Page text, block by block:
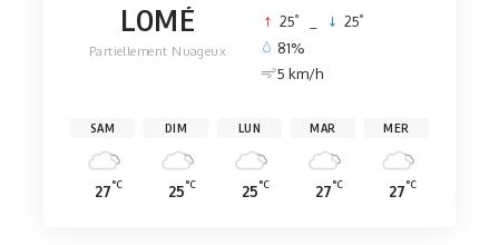
LOMÉ
Partiellement Nuageux
25° 25°
81%
5 km/h
SAM
27°C
DIM
25°C
LUN
25°C
MAR
27°C
MER
27°C